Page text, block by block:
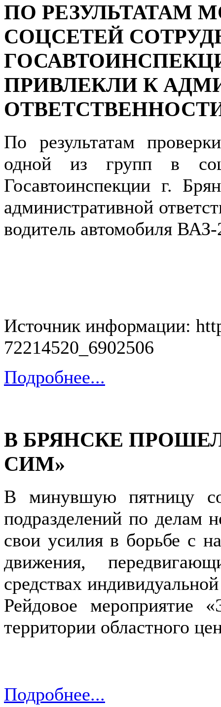
ПО РЕЗУЛЬТАТАМ
СОЦСЕТЕЙ
ПРИВЛЕКЛИ К
По результатам
одной из групп в
Госавтоинспекции г.
административной
водитель автомобиля
Источник информации:
72214520_6902506
Подробнее...
В БРЯНСКЕ
СИМ»
В минувшую пятницу
подразделений по делам
свои усилия в борьбе с
движения,
средствах
Рейдовое мероприятие
территории областного
Подробнее...